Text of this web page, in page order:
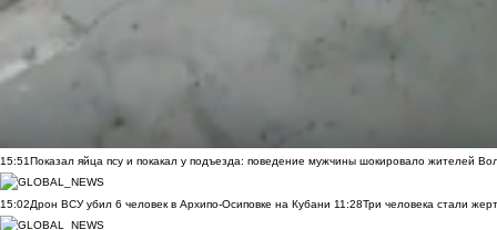
15:51Показал яйца псу и покакал у подъезда: поведение мужчины шокировало жителей
15:02Дрон ВСУ убил 6 человек в Архипо-Осиповке на Кубани 11:28Три человека стали